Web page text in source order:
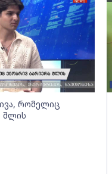
რომელიც
შლის